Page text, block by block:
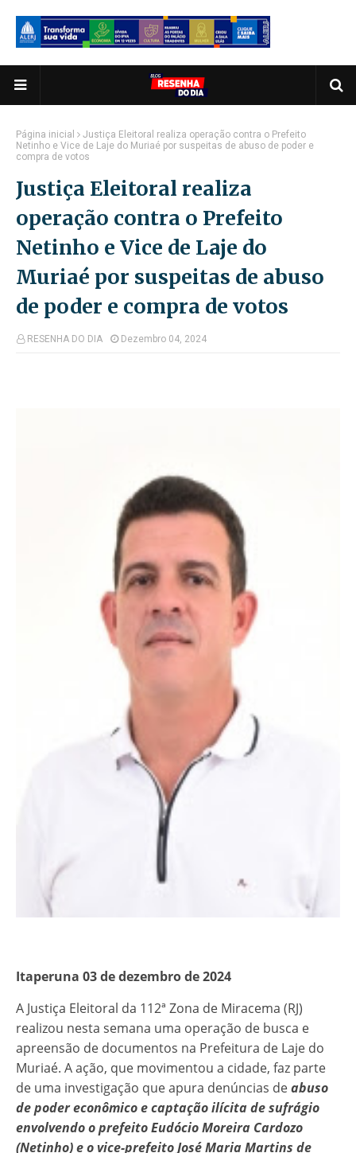
Página inicial
Justiça Eleitoral realiza operação contra o Prefeito
Netinho e Vice de Laje do Muriaé por suspeitas de abuso de poder e
compra de votos
Justiça Eleitoral realiza
operação contra o Prefeito
Netinho e Vice de Laje do
Muriaé por suspeitas de abuso
de poder e compra de votos
RESENHA DO DIA Dezembro 04, 2024
Itaperuna 03 de dezembro de 2024
A Justiça Eleitoral da 112ª Zona de Miracema (RJ)
realizou nesta semana uma operação de busca e
apreensão de documentos na Prefeitura de Laje do
Muriaé. A ação, que movimentou a cidade, faz parte
de uma investigação que apura denúncias deabuso
de poder econômico e captação ilícita de sufrágio
envolvendo o prefeito Eudócio Moreira Cardozo
(Netinho) e o vice-prefeito José Maria Martins de